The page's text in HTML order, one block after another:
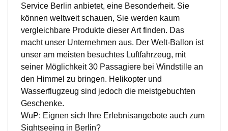
Service Berlin anbietet, eine Besonderheit. Sie
können weltweit schauen, Sie werden kaum
vergleichbare Produkte dieser Art finden. Das
macht unser Unternehmen aus. Der Welt-Ballon ist
unser am meisten besuchtes Luftfahrzeug, mit
seiner Möglichkeit 30 Passagiere bei Windstille an
den Himmel zu bringen. Helikopter und
Wasserflugzeug sind jedoch die meistgebuchten
Geschenke.
WuP: Eignen sich Ihre Erlebnisangebote auch zum
Sightseeing in Berlin?